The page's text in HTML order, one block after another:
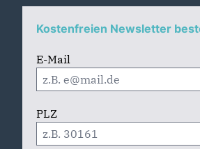
Kostenfreien Newsletter
E-Mail
PLZ